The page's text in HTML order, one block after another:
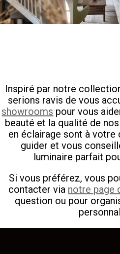
Inspiré par notre
serions ravis de vous
showrooms pour vous
beauté et la qualité de
en éclairage sont à
guider et vous
luminaire parfait
Si vous préférez, vous
contacter via notre page
question ou pour